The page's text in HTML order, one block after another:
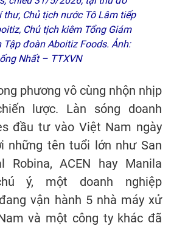
thư, Chủ tịch nước Tô Lâm tiếp
Chủ tịch kiêm Tổng Giám
đoàn Aboitiz Foods. Ảnh:
Nhất – TTXVN
phương vô cùng nhộn nhịp
lược. Làn sóng doanh
đầu tư vào Việt Nam ngày
những tên tuổi lớn như San
Robina, ACEN hay Manila
ý, một doanh nghiệp
vận hành 5 nhà máy xử
và một công ty khác đã